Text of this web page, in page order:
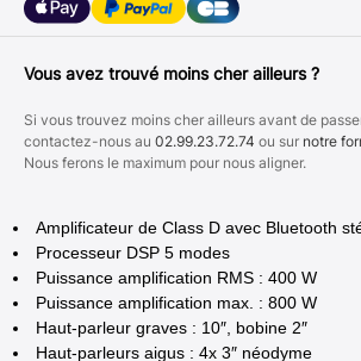
Vous avez trouvé moins cher ailleurs ?
Si vous trouvez moins cher ailleurs avant de
contactez-nous au 02.99.23.72.74 ou sur notre
Nous ferons le maximum pour nous aligner.
Amplificateur de Class D avec Bluetooth
Processeur DSP 5 modes
Puissance amplification RMS : 400 W
Puissance amplification max. : 800 W
Haut-parleur graves : 10″, bobine 2″
Haut-parleurs aigus : 4x 3″ néodyme